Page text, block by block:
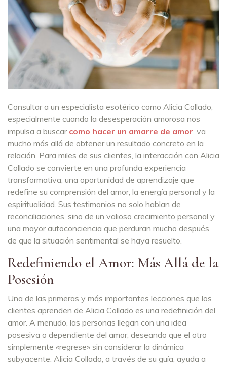
Consultar a un especialista esotérico como Alicia Collado,
especialmente cuando la desesperación amorosa nos
impulsa a buscar como hacer un amarre de amor , va
mucho más allá de obtener un resultado concreto en la
relación. Para miles de sus clientes, la interacción con Alicia
Collado se convierte en una profunda experiencia
transformativa, una oportunidad de aprendizaje que
redefine su comprensión del amor, la energía personal y la
espiritualidad. Sus testimonios no solo hablan de
reconciliaciones, sino de un valioso crecimiento personal y
una mayor autoconciencia que perduran mucho después
de que la situación sentimental se haya resuelto.
Redefiniendo el Amor: Más Allá de la
Posesión
Una de las primeras y más importantes lecciones que los
clientes aprenden de Alicia Collado es una redefinición del
amor. A menudo, las personas llegan con una idea
posesiva o dependiente del amor, deseando que el otro
simplemente «regrese» sin considerar la dinámica
subyacente. Alicia Collado, a través de su guía, ayuda a